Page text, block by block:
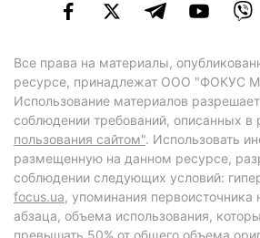
Все права на материалы,
ресурсе, принадлежат ООО "ФОКУС
Использование материалов
соблюдении требований, описанных в
пользования сайтом". Использовать
размещенную на данном ресурсе,
соблюдении следующих условий:
focus.ua, упоминания первоисточника
абзаца, объема использования,
превышать 50% от общего объема